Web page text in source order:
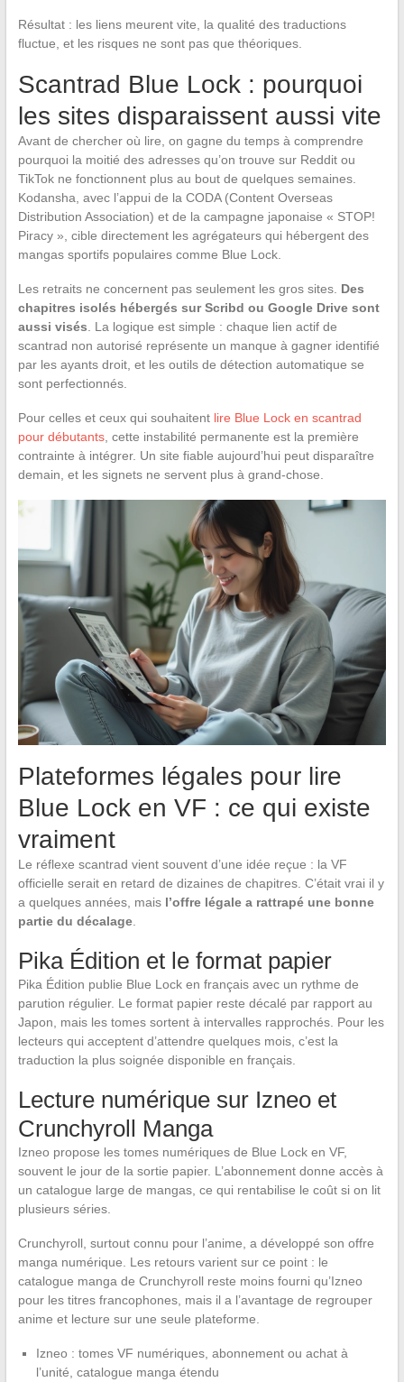
Résultat : les liens meurent vite, la qualité des traductions
fluctue, et les risques ne sont pas que théoriques.
Scantrad Blue Lock : pourquoi
les sites disparaissent aussi vite
Avant de chercher où lire, on gagne du temps à comprendre
pourquoi la moitié des adresses qu’on trouve sur Reddit ou
TikTok ne fonctionnent plus au bout de quelques semaines.
Kodansha, avec l’appui de la CODA (Content Overseas
Distribution Association) et de la campagne japonaise « STOP!
Piracy », cible directement les agrégateurs qui hébergent des
mangas sportifs populaires comme Blue Lock.
Les retraits ne concernent pas seulement les gros sites. Des
chapitres isolés hébergés sur Scribd ou Google Drive sont
aussi visés . La logique est simple : chaque lien actif de
scantrad non autorisé représente un manque à gagner identifié
par les ayants droit, et les outils de détection automatique se
sont perfectionnés.
Pour celles et ceux qui souhaitent lire Blue Lock en scantrad
pour débutants, cette instabilité permanente est la première
contrainte à intégrer. Un site fiable aujourd’hui peut disparaître
demain, et les signets ne servent plus à grand-chose.
Plateformes légales pour lire
Blue Lock en VF : ce qui existe
vraiment
Le réflexe scantrad vient souvent d’une idée reçue : la VF
officielle serait en retard de dizaines de chapitres. C’était vrai il y
a quelques années, mais l’offre légale a rattrapé une bonne
partie du décalage.
Pika Édition et le format papier
Pika Édition publie Blue Lock en français avec un rythme de
parution régulier. Le format papier reste décalé par rapport au
Japon, mais les tomes sortent à intervalles rapprochés. Pour les
lecteurs qui acceptent d’attendre quelques mois, c’est la
traduction la plus soignée disponible en français.
Lecture numérique sur Izneo et
Crunchyroll Manga
Izneo propose les tomes numériques de Blue Lock en VF,
souvent le jour de la sortie papier. L’abonnement donne accès à
un catalogue large de mangas, ce qui rentabilise le coût si on lit
plusieurs séries.
Crunchyroll, surtout connu pour l’anime, a développé son offre
manga numérique. Les retours varient sur ce point : le
catalogue manga de Crunchyroll reste moins fourni qu’Izneo
pour les titres francophones, mais il a l’avantage de regrouper
anime et lecture sur une seule plateforme.
Izneo : tomes VF numériques, abonnement ou achat à
l’unité, catalogue manga étendu